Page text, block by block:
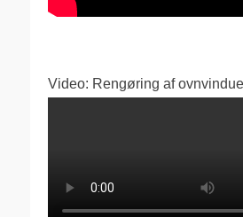
Video: Rengøring af ovnvindue